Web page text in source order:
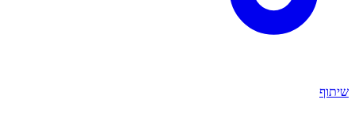
שיתוף